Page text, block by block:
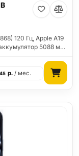
120 Гц, Apple A19
5088 м…
р./ мес.